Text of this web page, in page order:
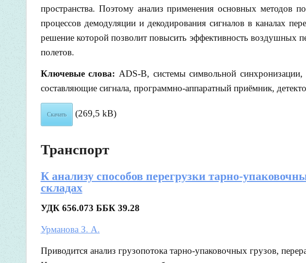
пространства. Поэтому анализ применения основных методов
процессов демодуляции и декодирования сигналов в каналах
решение которой позволит повысить эффективность воздушных
полетов.
Ключевые слова:ADS-B, системы символьной
составляющие сигнала, программно-аппаратный приёмник,
Скачать (269,5 kB)
Транспорт
К анализу способов перегрузки тарно-
складах
УДК 656.073 ББК 39.28
Урманова З. А.
Приводится анализ грузопотока тарно-упаковочных грузов,